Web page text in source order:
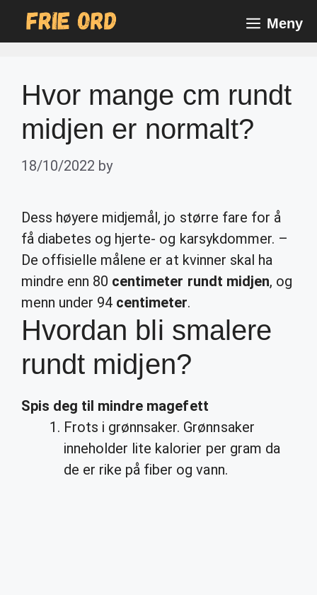
Meny
Hvor mange cm rundt
midjen er normalt?
18/10/2022 by
Dess høyere midjemål, jo større fare for å
få diabetes og hjerte- og karsykdommer. –
De offisielle målene er at kvinner skal ha
mindre enn 80 centimeter rundt midjen, og
menn under 94 centimeter.
Hvordan bli smalere
rundt midjen?
Spis deg til mindre magefett
Frots i grønnsaker. Grønnsaker
inneholder lite kalorier per gram da
de er rike på fiber og vann.